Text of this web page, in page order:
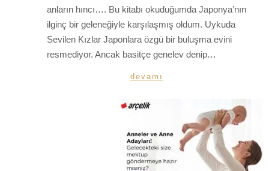
anların hıncı…. Bu kitabı okuduğumda Japonya’nın
ilginç bir geleneğiyle karşılaşmış oldum. Uykuda
Sevilen Kızlar Japonlara özgü bir buluşma evini
resmediyor. Ancak basitçe genelev denip…
devamı